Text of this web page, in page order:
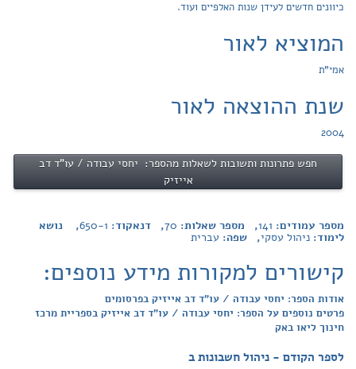
כיוונים חדשים לעידן שנות האלפיים ועוד.
המוציא לאור
אמי"ת
שנת ההוצאה לאור
2004
חפש פתרונות ותשובות לשאלות מהספר: יחסי עבודה / עו"ד דב
אייזיק
מספר עמודים: 141, מספר שאלות: 70, דנאקוד: 650-1, נושא
לימוד: ניהול עסקי, שפה: עברית
קישורים למקורות מידע נוספים:
אודות הספר: יחסי עבודה / עו"ד דב אייזיק בפרסומים
פרטים נוספים על הספר: יחסי עבודה / עו"ד דב אייזיק בספריית מרכז
חינוך ליאו באק
לספר הקודם - ניהול חשבונות ב